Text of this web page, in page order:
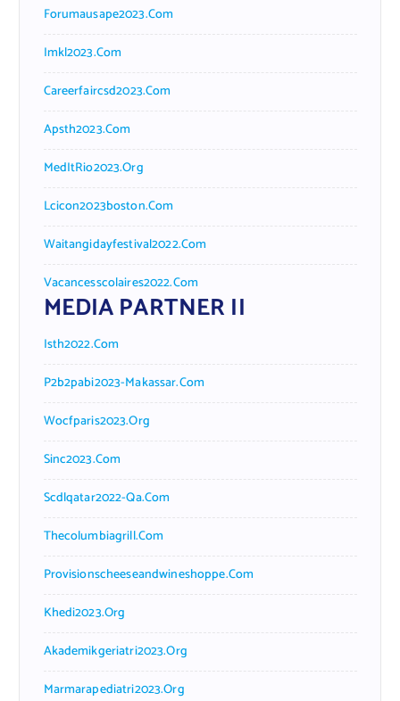
Forumausape2023.com
Imkl2023.com
Careerfaircsd2023.com
Apsth2023.com
MedItRio2023.org
Lcicon2023boston.com
Waitangidayfestival2022.com
Vacancesscolaires2022.com
MEDIA PARTNER II
Isth2022.com
P2b2pabi2023-Makassar.com
Wocfparis2023.org
Sinc2023.com
Scdlqatar2022-Qa.com
Thecolumbiagrill.com
Provisionscheeseandwineshoppe.com
Khedi2023.org
Akademikgeriatri2023.org
Marmarapediatri2023.org